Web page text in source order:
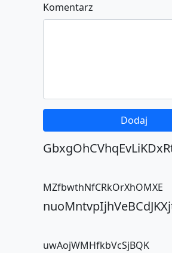
Komentarz
MZfbwthNfCRkOrXhOMXE
uwAojWMHfkbVcSjBQK